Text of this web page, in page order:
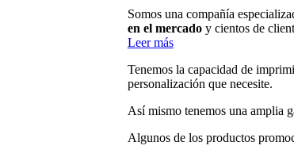
Somos una compañía
en el mercadoy cientos de
Leer más
Tenemos la capacidad de
personalización que necesite.
Así mismo tenemos una amplia
Algunos de los productos